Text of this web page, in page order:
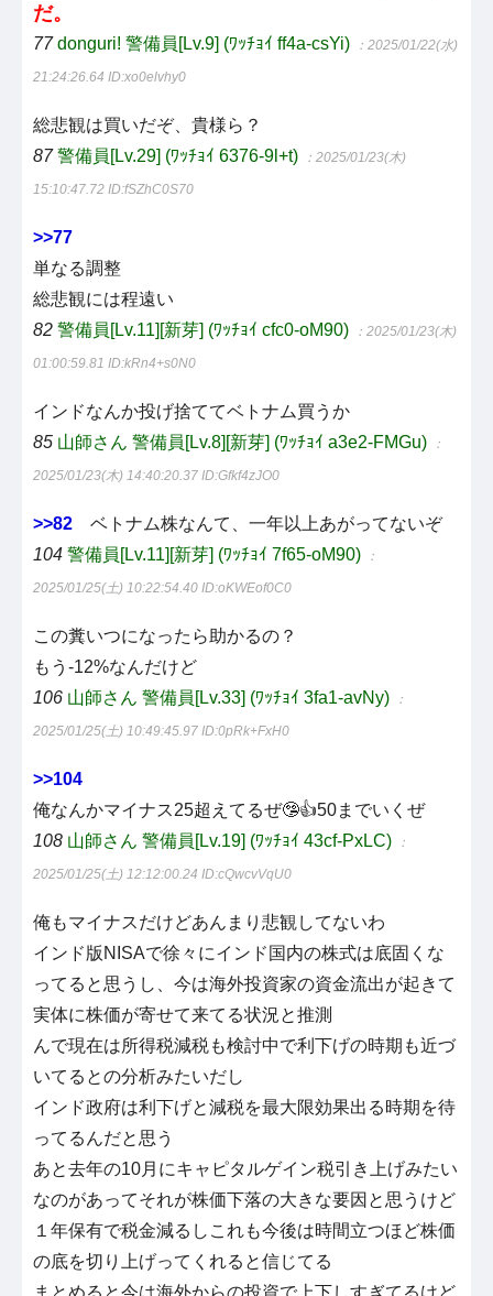
だ。
77 donguri! 警備員[Lv.9] (ﾜｯﾁｮｲ ff4a-csYi) ：2025/01/22(水)
21:24:26.64 ID:xo0elvhy0
総悲観は買いだぞ、貴様ら？
87 警備員[Lv.29] (ﾜｯﾁｮｲ 6376-9l+t) ：2025/01/23(木)
15:10:47.72 ID:fSZhC0S70
>>77
単なる調整
総悲観には程遠い
82 警備員[Lv.11][新芽] (ﾜｯﾁｮｲ cfc0-oM90) ：2025/01/23(木)
01:00:59.81 ID:kRn4+s0N0
インドなんか投げ捨ててベトナム買うか
85 山師さん 警備員[Lv.8][新芽] (ﾜｯﾁｮｲ a3e2-FMGu) ：
2025/01/23(木) 14:40:20.37 ID:Gfkf4zJO0
>>82 ベトナム株なんて、一年以上あがってないぞ
104 警備員[Lv.11][新芽] (ﾜｯﾁｮｲ 7f65-oM90) ：
2025/01/25(土) 10:22:54.40 ID:oKWEof0C0
この糞いつになったら助かるの？
もう-12%なんだけど
106 山師さん 警備員[Lv.33] (ﾜｯﾁｮｲ 3fa1-avNy) ：
2025/01/25(土) 10:49:45.97 ID:0pRk+FxH0
>>104
俺なんかマイナス25超えてるぜ🤥👍50までいくぜ
108 山師さん 警備員[Lv.19] (ﾜｯﾁｮｲ 43cf-PxLC) ：
2025/01/25(土) 12:12:00.24 ID:cQwcvVqU0
俺もマイナスだけどあんまり悲観してないわ
インド版NISAで徐々にインド国内の株式は底固くな
ってると思うし、今は海外投資家の資金流出が起きて
実体に株価が寄せて来てる状況と推測
んで現在は所得税減税も検討中で利下げの時期も近づ
いてるとの分析みたいだし
インド政府は利下げと減税を最大限効果出る時期を待
ってるんだと思う
あと去年の10月にキャピタルゲイン税引き上げみたい
なのがあってそれが株価下落の大きな要因と思うけど
１年保有で税金減るしこれも今後は時間立つほど株価
の底を切り上げってくれると信じてる